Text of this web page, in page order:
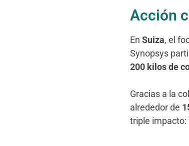
Acción
En Suiza, el
Synopsys
200 kilos de
Gracias a la
alrededor de
triple impacto: